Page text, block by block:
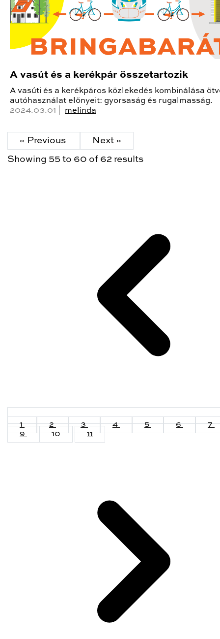
A vasút és a kerékpár összetartozik
A vasúti és a kerékpáros közlekedés kombinálása
autóhasználat előnyeit: gyorsaság és rugalmasság.
2024.03.01 | melinda
« Previous Next »
Showing 55 to 60 of 62 results
1 2 3 4 5 6
7
9
10 11